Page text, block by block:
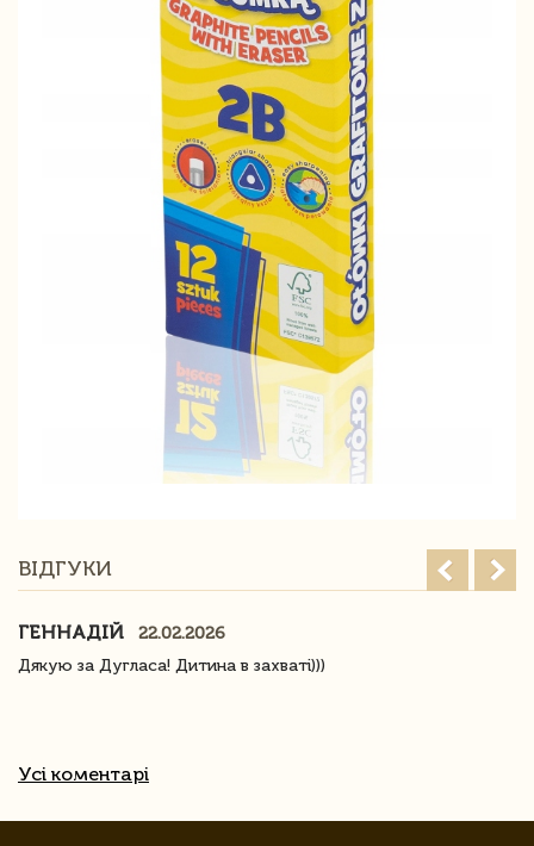
ВІДГУКИ
ГЕННАДІЙ
22.02.2026
Дякую за Дугласа! Дитина в захваті)))
Усі коментарі